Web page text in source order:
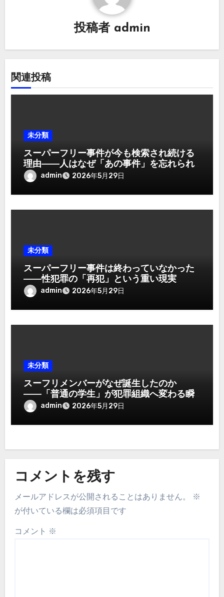
投稿者 admin
関連投稿
未分類
スーパーフリー事件が今も検索され続ける
理由――人はなぜ「あの事件」を忘れられ
ないのか
admin 2026年5月29日
未分類
スーパーフリー事件は終わっていなかった
――性犯罪の「再犯」という重い現実
admin 2026年5月29日
未分類
スーフリメンバーがなぜ誕生したのか
――「普通の学生」が犯罪組織へ変わる瞬
間
admin 2026年5月29日
コメントを残す
メールアドレスが公開されることはありません。
※
が付いている欄は必須項目です
コメント ※